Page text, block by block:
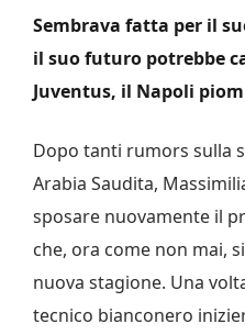
Sembrava fatta per il
il suo futuro potrebbe
Juventus, il Napoli
Dopo tanti rumors sulla
Arabia Saudita,
sposare nuovamente il
che, ora come non mai,
nuova stagione. Una
tecnico bianconero